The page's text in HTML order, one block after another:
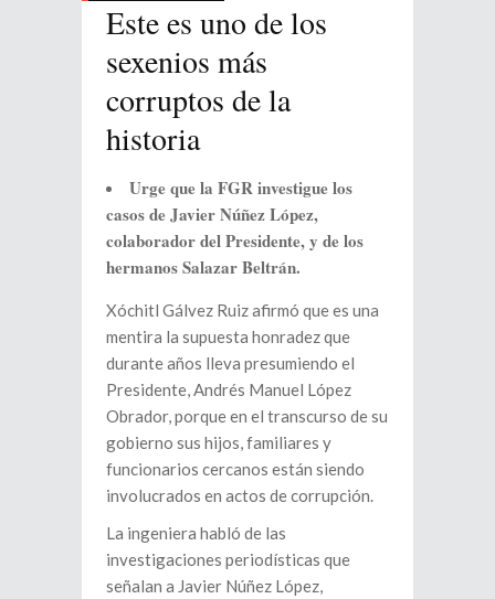
Este es uno de los
sexenios más
corruptos de la
historia
Urge que la FGR investigue los
casos de Javier Núñez López,
colaborador del Presidente, y de los
hermanos Salazar Beltrán.
Xóchitl Gálvez Ruiz afirmó que es una
mentira la supuesta honradez que
durante años lleva presumiendo el
Presidente, Andrés Manuel López
Obrador, porque en el transcurso de su
gobierno sus hijos, familiares y
funcionarios cercanos están siendo
involucrados en actos de corrupción.
La ingeniera habló de las
investigaciones periodísticas que
señalan a Javier Núñez López,